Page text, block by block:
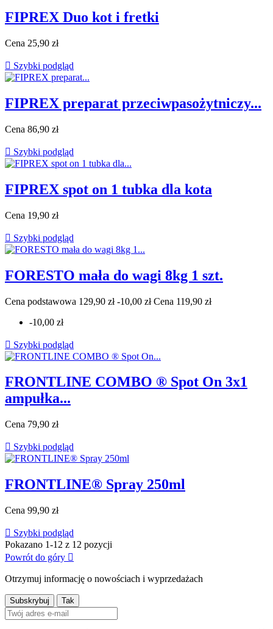
FIPREX Duo kot i fretki
Cena 25,90 zł
 Szybki podgląd
FIPREX preparat przeciwpasożytniczy...
Cena 86,90 zł
 Szybki podgląd
FIPREX spot on 1 tubka dla kota
Cena 19,90 zł
 Szybki podgląd
FORESTO mała do wagi 8kg 1 szt.
Cena podstawowa 129,90 zł -10,00 zł Cena 119,90 zł
-10,00 zł
 Szybki podgląd
FRONTLINE COMBO ® Spot On 3x1
ampułka...
Cena 79,90 zł
 Szybki podgląd
FRONTLINE® Spray 250ml
Cena 99,90 zł
 Szybki podgląd
Pokazano 1-12 z 12 pozycji
Powrót do góry 
Otrzymuj informację o nowościach i wyprzedażach